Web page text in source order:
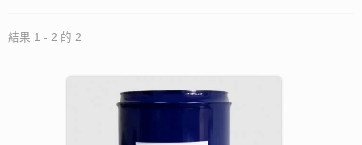
結果 1 - 2 的 2